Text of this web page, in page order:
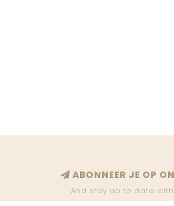
ABONNEER JE OP
And stay up to date